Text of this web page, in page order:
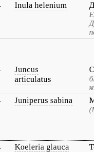
Inula helenium
Juncus
articulatus
Juniperus sabina
Koeleria glauca